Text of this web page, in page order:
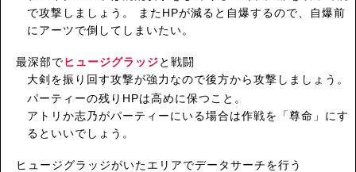
で攻撃しましょう。 またHPが減ると自爆するので、自爆前
にアーツで倒してしまいたい。
最深部でヒュージグラッジと戦闘
大剣を振り回す攻撃が強力なので後方から攻撃しましょう。
パーティーの残りHPは高めに保つこと。
アトリか志乃がパーティーにいる場合は作戦を「尊命」にす
るといいでしょう。
ヒュージグラッジがいたエリアでデータサーチを行う